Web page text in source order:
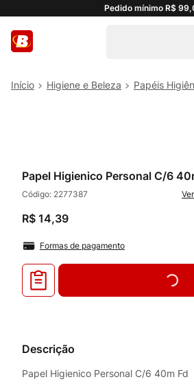
Pedido mínimo R$
Higiene e Beleza Papéis
Papel Higienico Personal C/6
Código: 2277387
R$ 14,39
Formas de pagamento
Descrição
Papel Higienico Personal C/6 40m Fd